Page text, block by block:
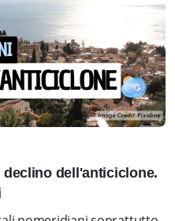
declino dell'anticiclone.